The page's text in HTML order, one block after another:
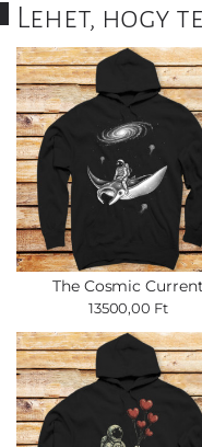
Lehet, hogy
The Cosmic Current
13500,00 Ft